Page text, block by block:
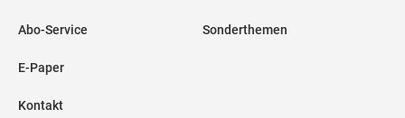
Abo-Service
E-Paper
Kontakt
Sonderthemen